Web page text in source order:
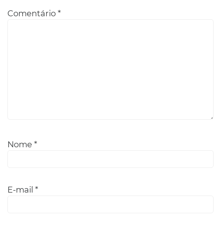
Comentário *
Nome *
E-mail *